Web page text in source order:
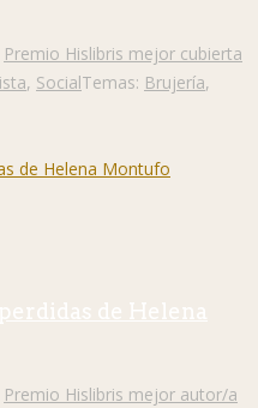
Premio Hislibris mejor cubierta
, SocialTemas: Brujería,
de Helena
Premio Hislibris mejor autor/a